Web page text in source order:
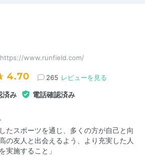
https://www.runfield.com/
4.70 265 レビューを見る
済み 電話確認済み
たスポーツを通じ、多くの方が自己と向
の友人と出会えるよう、より充実した人
実施すること」